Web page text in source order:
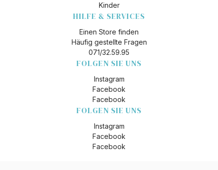
Kinder
HILFE & SERVICES
Einen Store finden
Häufig gestellte Fragen
071/32.59.95
FOLGEN SIE UNS
Instagram
Facebook
Facebook
FOLGEN SIE UNS
Instagram
Facebook
Facebook